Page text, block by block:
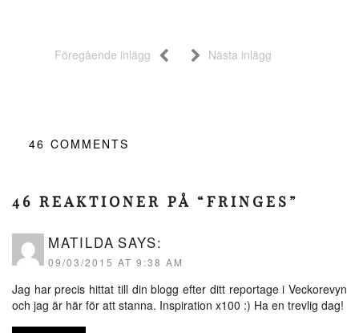
Föregående inlägg Nästa inlägg
46 COMMENTS
46 REAKTIONER PÅ “FRINGES”
MATILDA SAYS:
09/03/2015 AT 9:38 AM
Jag har precis hittat till din blogg efter ditt reportage i Veckorevyn
och jag är här för att stanna. Inspiration x100 :) Ha en trevlig dag!